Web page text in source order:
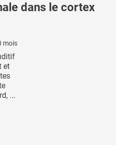
dans le cortex
mois
et
...